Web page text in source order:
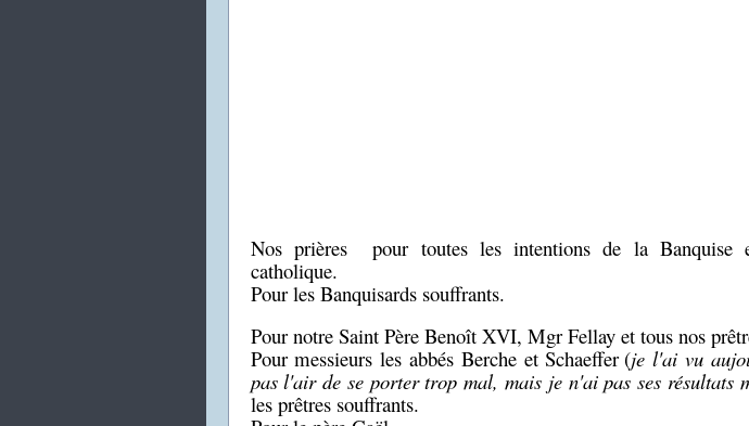
Nos prières pour toutes les intentions de la Banquise
catholique.
Pour les Banquisards souffrants.
Pour notre Saint Père Benoît XVI, Mgr Fellay et tous nos
Pour messieurs les abbés Berche et Schaeffer (je l'ai vu
pas l'air de se porter trop mal, mais je n'ai pas ses résultats
les prêtres souffrants.